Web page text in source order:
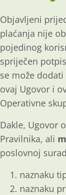
Objavljeni
plaćanja nije
pojedinog
spriječen
se može
ovaj Ugovor i
Operativne
Dakle, Ugovor
Pravilnika, ali
poslovnoj
naznaku
naznaku